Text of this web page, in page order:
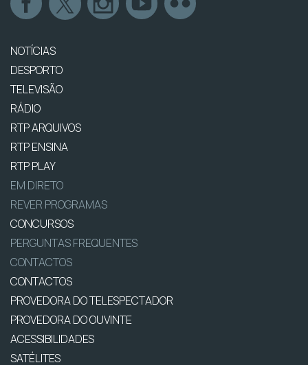
NOTÍCIAS
DESPORTO
TELEVISÃO
RÁDIO
RTP ARQUIVOS
RTP ENSINA
RTP PLAY
EM DIRETO
REVER PROGRAMAS
CONCURSOS
PERGUNTAS FREQUENTES
CONTACTOS
CONTACTOS
PROVEDORA DO TELESPECTADOR
PROVEDORA DO OUVINTE
ACESSIBILIDADES
SATÉLITES